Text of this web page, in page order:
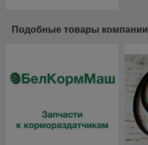
Подобные товары компании